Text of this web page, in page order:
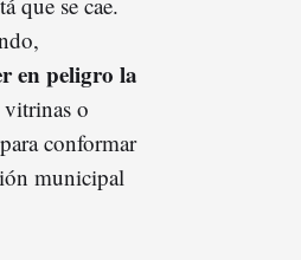
en peligro la
vitrinas o
conformar
municipal